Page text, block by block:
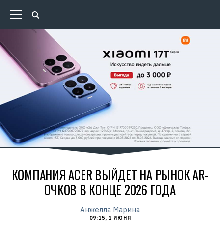
КОМПАНИЯ ACER ВЫЙДЕТ НА РЫНОК AR-
ОЧКОВ В КОНЦЕ 2026 ГОДА
Анжелла Марина
09:15, 1 ИЮНЯ